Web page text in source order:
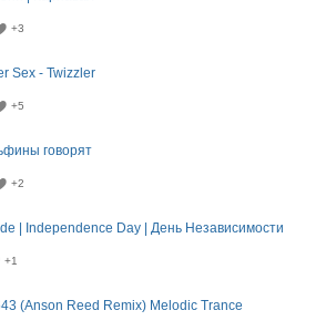
+3
Sex - Twizzler
+5
говорят
+2
| Independence Day | День Независимости
+1
(Anson Reed Remix) Melodic Trance